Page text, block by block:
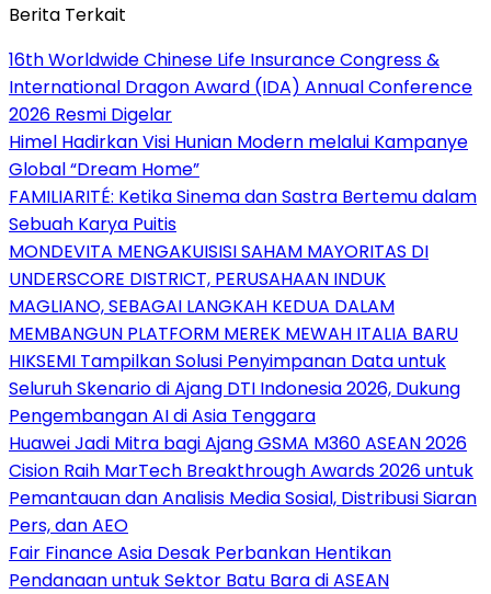
Berita Terkait
16th Worldwide Chinese Life Insurance Congress &
International Dragon Award (IDA) Annual Conference
2026 Resmi Digelar
Himel Hadirkan Visi Hunian Modern melalui Kampanye
Global “Dream Home”
FAMILIARITÉ: Ketika Sinema dan Sastra Bertemu dalam
Sebuah Karya Puitis
MONDEVITA MENGAKUISISI SAHAM MAYORITAS DI
UNDERSCORE DISTRICT, PERUSAHAAN INDUK
MAGLIANO, SEBAGAI LANGKAH KEDUA DALAM
MEMBANGUN PLATFORM MEREK MEWAH ITALIA BARU
HIKSEMI Tampilkan Solusi Penyimpanan Data untuk
Seluruh Skenario di Ajang DTI Indonesia 2026, Dukung
Pengembangan AI di Asia Tenggara
Huawei Jadi Mitra bagi Ajang GSMA M360 ASEAN 2026
Cision Raih MarTech Breakthrough Awards 2026 untuk
Pemantauan dan Analisis Media Sosial, Distribusi Siaran
Pers, dan AEO
Fair Finance Asia Desak Perbankan Hentikan
Pendanaan untuk Sektor Batu Bara di ASEAN